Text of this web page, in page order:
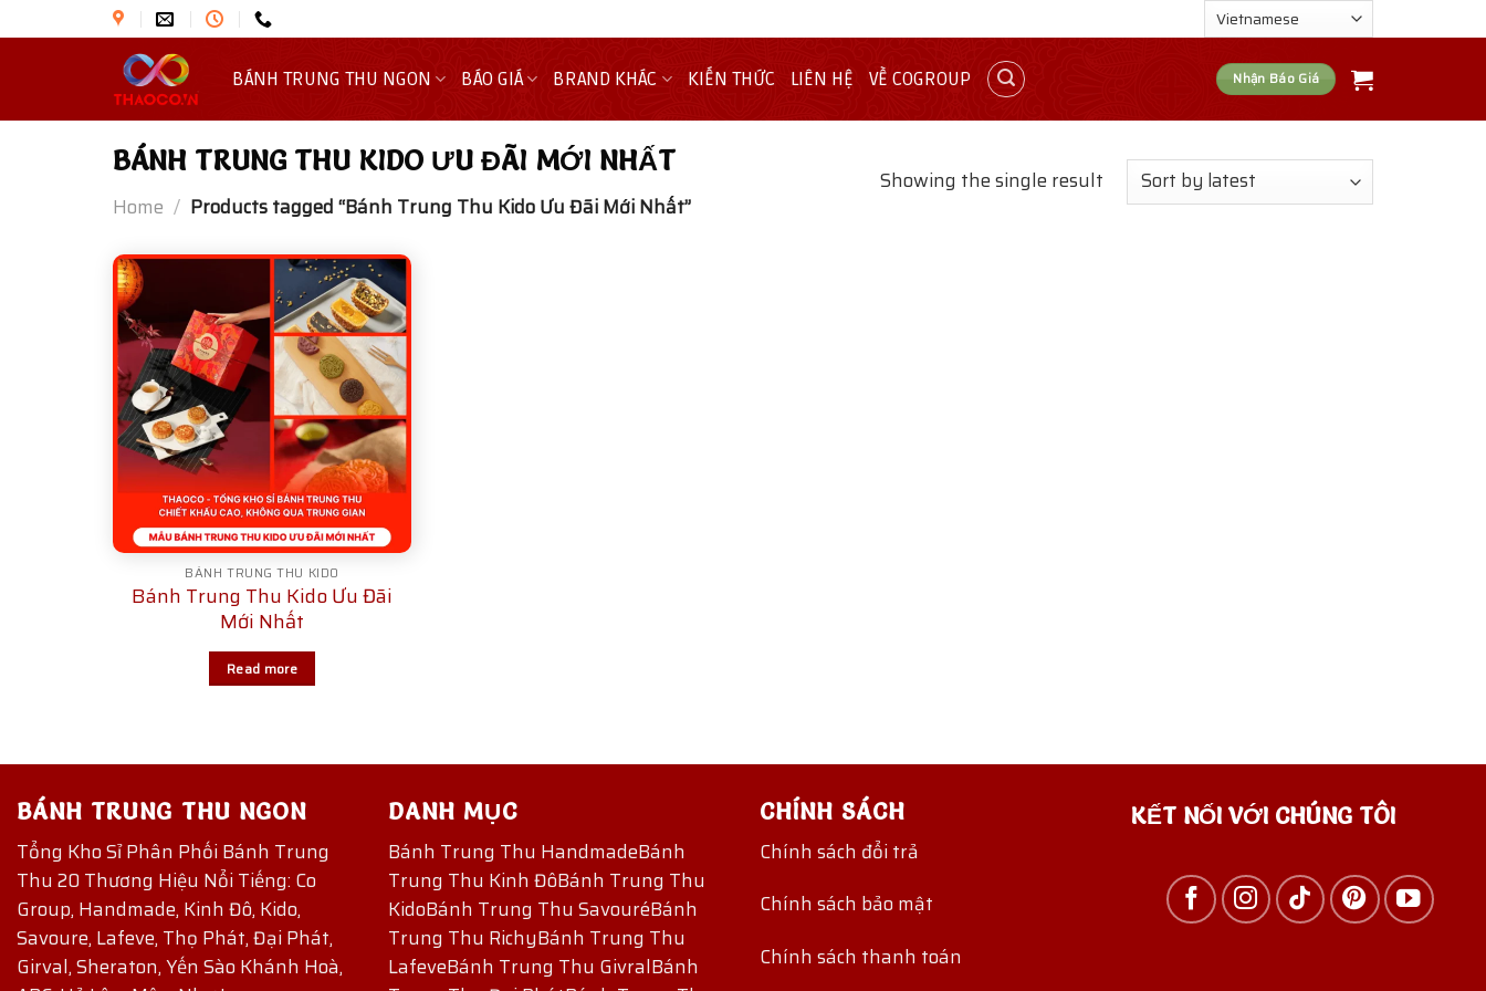
to
BÁNH TRUNG THU NGON BÁO GIÁ BRAND KHÁC KIẾN THỨC LIÊN HỆ VỀ COGROUP Nhận Báo Giá
BÁNH TRUNG THU KIDO ƯU ĐÃI MỚI NHẤT
Home / Products tagged “Bánh Trung Thu Kido Ưu Đãi Mới Nhất”
Showing the single result
BÁNH TRUNG THU KIDO
Bánh Trung Thu Kido Ưu Đãi
Mới Nhất
Read more
BÁNH TRUNG THU NGON
Tổng Kho Sỉ Phân Phối Bánh Trung
Thu 20 Thương Hiệu Nổi Tiếng: Co
Group, Handmade, Kinh Đô, Kido,
Savoure, Lafeve, Thọ Phát, Đại Phát,
Girval, Sheraton, Yến Sào Khánh Hoà,
DANH MỤC
Bánh Trung Thu HandmadeBánh
Trung Thu Kinh ĐôBánh Trung Thu
KidoBánh Trung Thu SavouréBánh
Trung Thu RichyBánh Trung Thu
LafeveBánh Trung Thu GivralBánh
CHÍNH SÁCH
Chính sách đổi trả
Chính sách bảo mật
Chính sách thanh toán
KẾT NỐI VỚI CHÚNG TÔI